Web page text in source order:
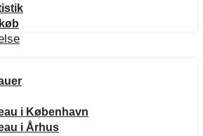
i København
i Århus